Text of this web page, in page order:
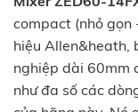
compact (nhỏ gọn
hiệu Allen&heath,
nghiệp dài 60mm
như đa số các